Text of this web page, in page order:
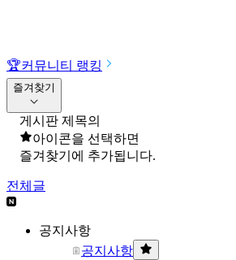
🏆커뮤니티 랭킹
즐겨찾기
게시판 제목의
아이콘을 선택하면
즐겨찾기에 추가됩니다.
전체글
공지사항
공지사항